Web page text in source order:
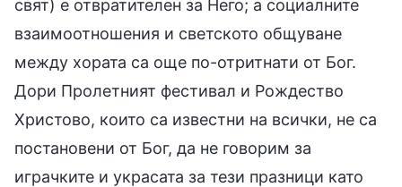
свят) е отвратителен за Него; а социалните
взаимоотношения и светското общуване
между хората са още по-отритнати от Бог.
Дори Пролетният фестивал и Рождество
Христово, които са известни на всички, не са
постановени от Бог, да не говорим за
играчките и украсата за тези празници като